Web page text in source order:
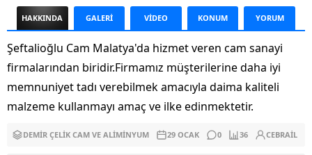
HAKKINDA GALERİ VİDEO KONUM YORUM
Şeftalioğlu Cam Malatya'da hizmet veren cam sanayi
firmalarından biridir.Firmamız müşterilerine daha iyi
memnuniyet tadı verebilmek amacıyla daima kaliteli
malzeme kullanmayı amaç ve ilke edinmektetir.
DEMIR ÇELIK CAM VE ALIMINYUM 29 OCAK 0 36 CEBRAIL